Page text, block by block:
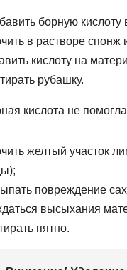
борную
в растворе
кислоту на
рубашку.
кислота не
желтый участок
повреждение
высыхания
пятно.